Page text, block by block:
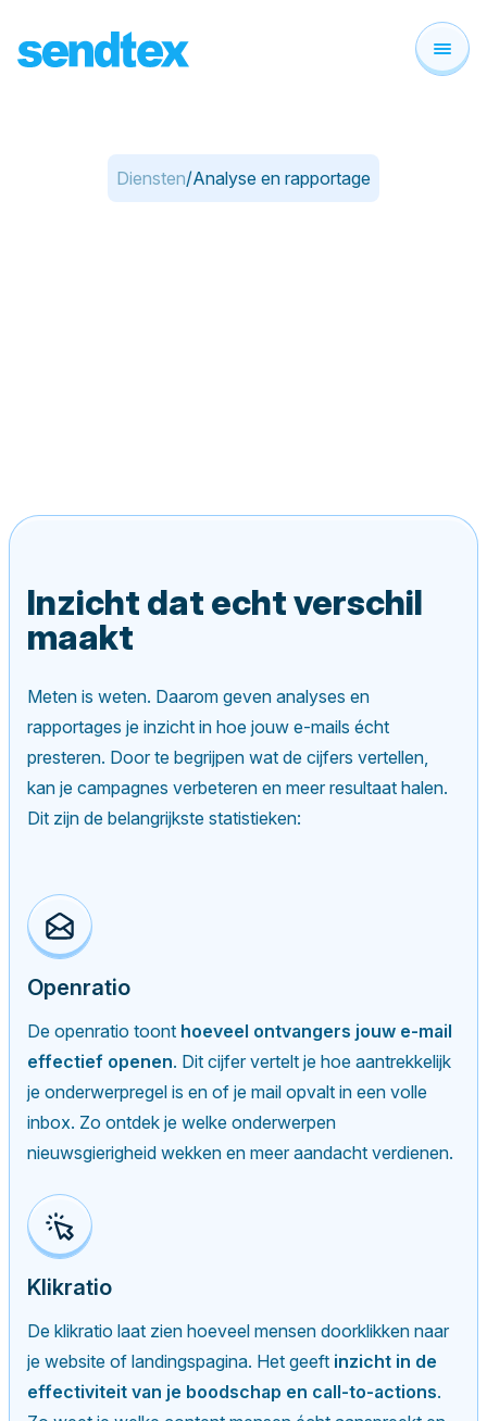
Diensten/Analyse en rapportage
Inzicht dat echt verschil
maakt
Meten is weten. Daarom geven analyses en
rapportages je inzicht in hoe jouw e-mails écht
presteren. Door te begrijpen wat de cijfers vertellen,
kan je campagnes verbeteren en meer resultaat halen.
Dit zijn de belangrijkste statistieken:
Openratio
De openratio toont hoeveel ontvangers jouw e-mail
effectief openen. Dit cijfer vertelt je hoe aantrekkelijk
je onderwerpregel is en of je mail opvalt in een volle
inbox. Zo ontdek je welke onderwerpen
nieuwsgierigheid wekken en meer aandacht verdienen.
Klikratio
De klikratio laat zien hoeveel mensen doorklikken naar
je website of landingspagina. Het geeft inzicht in de
effectiviteit van je boodschap en call-to-actions.